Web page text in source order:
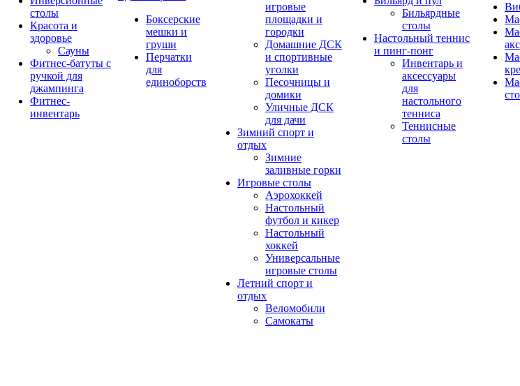
столы
Красота и
здоровье
Сауны
Фитнес-батуты с
ручкой для
джампинга
Фитнес-
инвентарь
Боксерские
мешки и
груши
Перчатки
для
единоборств
игровые
площадки и
городки
Домашние ДСК
и спортивные
уголки
Песочницы и
домики
Уличные ДСК
для дачи
Зимний спорт и
отдых
Зимние
заливные горки
Игровые столы
Аэрохоккей
Настольный
футбол и кикер
Настольный
хоккей
Универсальные
игровые столы
Летний спорт и
отдых
Веломобили
Самокаты
Бильярдные
столы
Настольный теннис
и пинг-понг
Инвентарь и
аксессуары
для
настольного
тенниса
Теннисные
столы